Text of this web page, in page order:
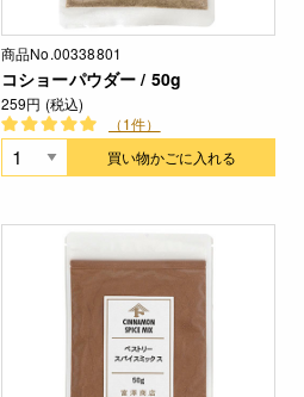
商品No.00338801
コショーパウダー / 50g
259円 (税込)
（1件）
買い物かごに入れる